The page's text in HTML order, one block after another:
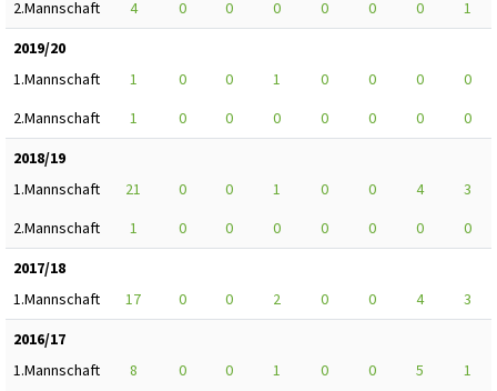
2.Mannschaft
4 0 0 0 0 0 0
1
2019/20
1.Mannschaft
1 0 0 1 0 0 0
0
2.Mannschaft
1 0 0 0 0 0 0
0
2018/19
1.Mannschaft
21 0 0 1 0 0 4
3
2.Mannschaft
1 0 0 0 0 0 0
0
2017/18
1.Mannschaft
17 0 0 2 0 0 4
3
2016/17
1.Mannschaft
8 0 0 1 0 0 5
1